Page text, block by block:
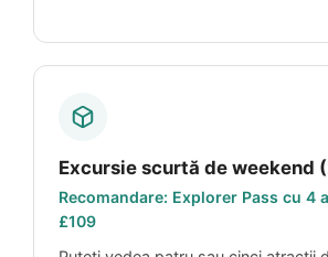
Excursie scurtă de weekend
Recomandare: Explorer Pass cu 4
£109